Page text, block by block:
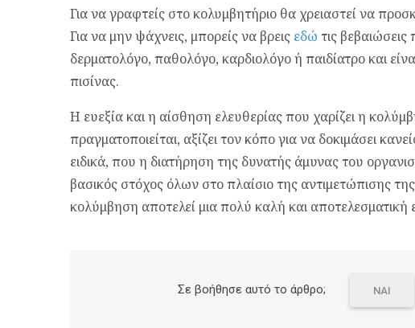
Για να γραφτείς στο κολυμβητήριο θα χρειαστεί να
Για να μην ψάχνεις, μπορείς να βρεις εδώ τις
δερματολόγο, παθολόγο, καρδιολόγο ή παιδίατρο και
πισίνας.
Η ευεξία και η αίσθηση ελευθερίας που χαρίζει η
πραγματοποιείται, αξίζει τον κόπο για να δοκιμάσει
ειδικά, που η διατήρηση της δυνατής άμυνας του
βασικός στόχος όλων στο πλαίσιο της αντιμετώπισης
κολύμβηση αποτελεί μια πολύ καλή και αποτελεσματική
Σε βοήθησε αυτό το άρθρο; ΝΑΙ